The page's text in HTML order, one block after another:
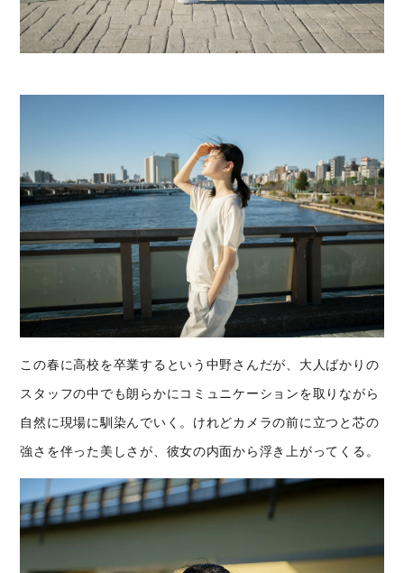
この春に高校を卒業するという中野さんだが、大人ばかりの
スタッフの中でも朗らかにコミュニケーションを取りながら
自然に現場に馴染んでいく。けれどカメラの前に立つと芯の
強さを伴った美しさが、彼女の内面から浮き上がってくる。